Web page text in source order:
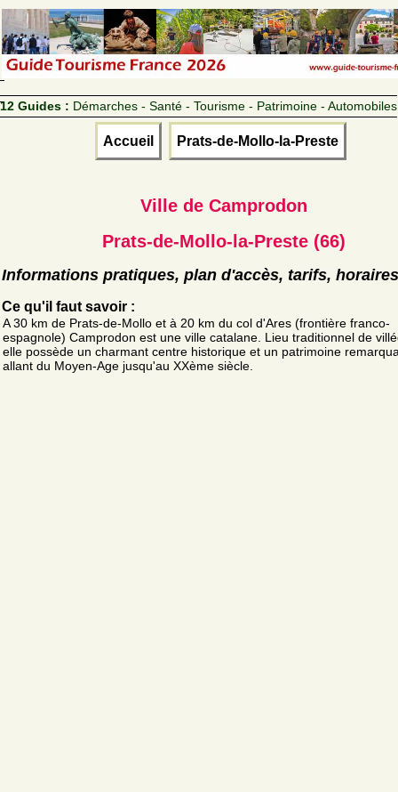
12 Guides : Démarches - Santé - Tourisme - Patrimoine - Automobiles
Accueil Prats-de-Mollo-la-Preste
Ville de Camprodon
Prats-de-Mollo-la-Preste (66)
Informations pratiques, plan d'accès, tarifs, horaires
Ce qu'il faut savoir :
A 30 km de Prats-de-Mollo et à 20 km du col d'Ares (frontière franco-
espagnole) Camprodon est une ville catalane. Lieu traditionnel de
elle possède un charmant centre historique et un patrimoine
allant du Moyen-Age jusqu'au XXème siècle.